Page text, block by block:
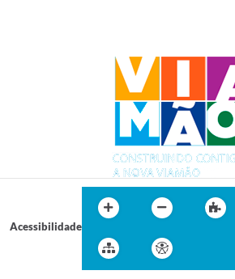
Acessibilidade